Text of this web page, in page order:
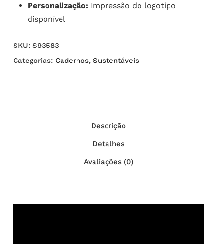
Personalização: Impressão do logotipo
disponível
SKU: S93583
Categorias: Cadernos, Sustentáveis
Descrição
Detalhes
Avaliações (0)